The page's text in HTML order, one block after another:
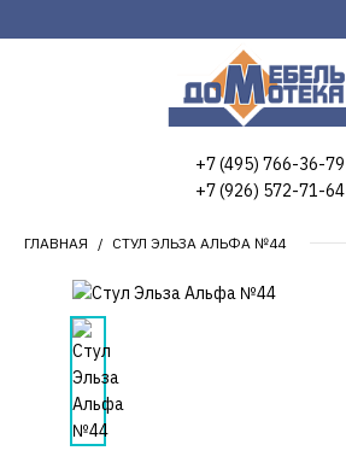
+7 (495) 766-36-79
+7 (926) 572-71-64
ГЛАВНАЯ СТУЛ ЭЛЬЗА АЛЬФА №44